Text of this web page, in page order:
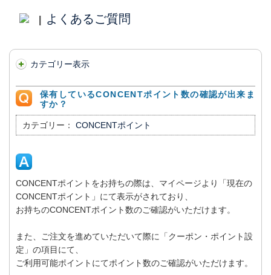
よくあるご質問
カテゴリー表示
保有しているCONCENTポイント数の確認が出来ま
すか？
カテゴリー： CONCENTポイント
CONCENTポイントをお持ちの際は、マイページより「現在の
CONCENTポイント」にて表示がされており、
お持ちのCONCENTポイント数のご確認がいただけます。
また、ご注文を進めていただいて際に「クーポン・ポイント設
定」の項目にて、
ご利用可能ポイントにてポイント数のご確認がいただけます。